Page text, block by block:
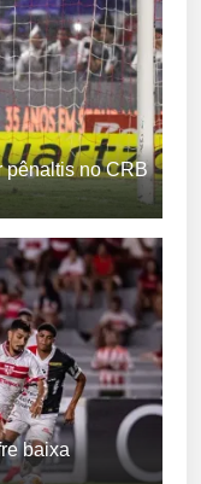
pênaltis no CRB
baixa